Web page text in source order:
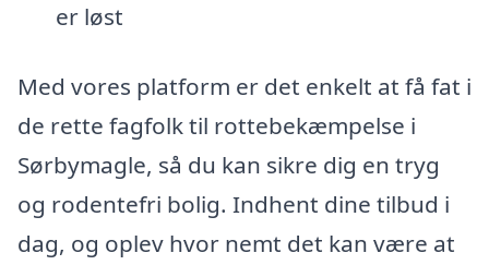
er løst
Med vores platform er det enkelt at få fat i
de rette fagfolk til rottebekæmpelse i
Sørbymagle, så du kan sikre dig en tryg
og rodentefri bolig. Indhent dine tilbud i
dag, og oplev hvor nemt det kan være at